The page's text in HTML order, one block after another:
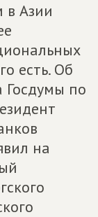
в Азии
есть. Об
Госдумы по
на